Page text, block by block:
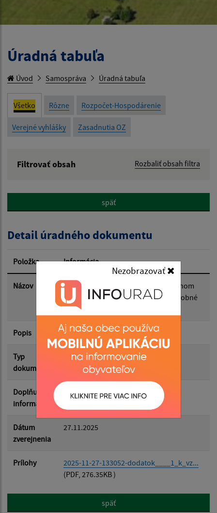
Nezobrazovať
Úradná tabuľa
Úvod Samospráva Úradná tabuľa
Všetko Rôzne Rozpočet-Hospodárenie
Verejné vyhlášky Zasadnutia OZ
Filtrovať obsah Rozbaliť obsah filtra
Popis:
Dátum zverejnenia od:
Dátum zverejnenia do:
späť
Detail úradného dokumentu
Položka Informácia
Názov
Dodatok č. 1 k VZN č. 2/2024 o miestnom
poplatku za komunálne odpady a drobné
stavebné odpady
Popis
Typ
dokumentu
Rôzne
Doplňujúce
informácie
Dátum
zverejnenia
27.11.2025
Prílohy
2025-11-27-133052-dodatok____1_k_vz...
(PDF, 276.35KB )
späť